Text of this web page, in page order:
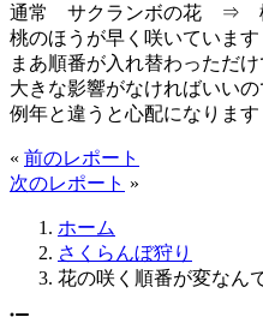
通常 サクランボの花 ⇒
桃のほうが早く咲いています
まあ順番が入れ替わっただ
大きな影響がなければいい
例年と違うと心配になります
« 前のレポート
次のレポート »
ホーム
さくらんぼ狩り
花の咲く順番が変なん